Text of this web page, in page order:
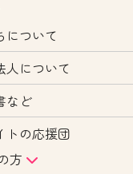
について
人について
など
トの応援団
方